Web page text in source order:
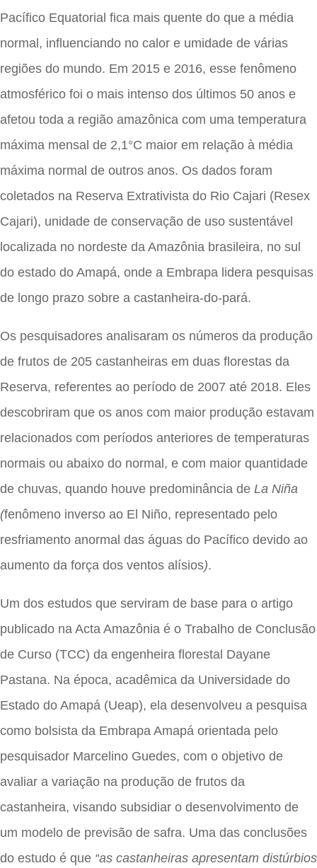
Pacífico Equatorial fica mais quente do que a média
normal, influenciando no calor e umidade de várias
regiões do mundo. Em 2015 e 2016, esse fenômeno
atmosférico foi o mais intenso dos últimos 50 anos e
afetou toda a região amazônica com uma temperatura
máxima mensal de 2,1°C maior em relação à média
máxima normal de outros anos. Os dados foram
coletados na Reserva Extrativista do Rio Cajari (Resex
Cajari), unidade de conservação de uso sustentável
localizada no nordeste da Amazônia brasileira, no sul
do estado do Amapá, onde a Embrapa lidera pesquisas
de longo prazo sobre a castanheira-do-pará.
Os pesquisadores analisaram os números da produção
de frutos de 205 castanheiras em duas florestas da
Reserva, referentes ao período de 2007 até 2018. Eles
descobriram que os anos com maior produção estavam
relacionados com períodos anteriores de temperaturas
normais ou abaixo do normal, e com maior quantidade
de chuvas, quando houve predominância de La Niña
(fenômeno inverso ao El Niño, representado pelo
resfriamento anormal das águas do Pacífico devido ao
aumento da força dos ventos alísios).
Um dos estudos que serviram de base para o artigo
publicado na Acta Amazônia é o Trabalho de Conclusão
de Curso (TCC) da engenheira florestal Dayane
Pastana. Na época, acadêmica da Universidade do
Estado do Amapá (Ueap), ela desenvolveu a pesquisa
como bolsista da Embrapa Amapá orientada pelo
pesquisador Marcelino Guedes, com o objetivo de
avaliar a variação na produção de frutos da
castanheira, visando subsidiar o desenvolvimento de
um modelo de previsão de safra. Uma das conclusões
do estudo é que “as castanheiras apresentam distúrbios